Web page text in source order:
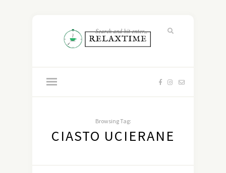
Browsing Tag:
CIASTO UCIERANE